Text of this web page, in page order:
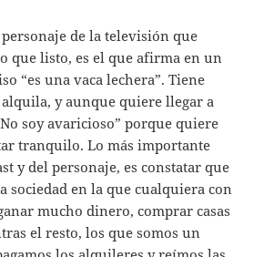
de la televisión que
que listo, es el que afirma en un
“es una vaca lechera”. Tiene
alquila, y aunque quiere llegar a
soy avaricioso” porque quiere
tranquilo. Lo más importante
y del personaje, es constatar que
sociedad en la que cualquiera con
mucho dinero, comprar casas
el resto, los que somos un